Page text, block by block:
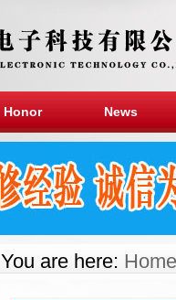
Honor News
You are here: Home